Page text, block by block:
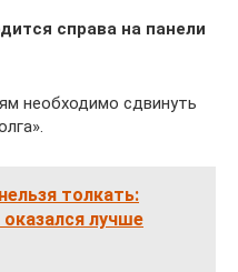
справа на панели
необходимо сдвинуть
толкать:
лучше